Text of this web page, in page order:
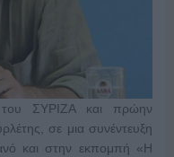
ΣΥΡΙΖΑ και πρώην
σε μια συνέντευξη
και στην εκπομπή «Η